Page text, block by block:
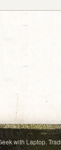
with Laptop.